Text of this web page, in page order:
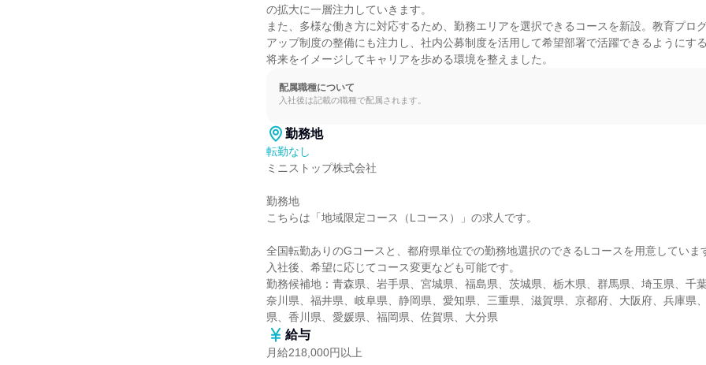
の拡大に一層注力していきます。
また、多様な働き方に対応するため、勤務エリアを選択できるコースを新設。教育プロ
アップ制度の整備にも注力し、社内公募制度を活用して希望部署で活躍できるようにす
将来をイメージしてキャリアを歩める環境を整えました。
配属職種について
入社後は記載の職種で配属されます。
勤務地
転勤なし
ミニストップ株式会社
勤務地
こちらは「地域限定コース（Lコース）」の求人です。
全国転勤ありのGコースと、都府県単位での勤務地選択のできるLコースを用意していま
入社後、希望に応じてコース変更なども可能です。
勤務候補地：青森県、岩手県、宮城県、福島県、茨城県、栃木県、群馬県、埼玉県、千
奈川県、福井県、岐阜県、静岡県、愛知県、三重県、滋賀県、京都府、大阪府、兵庫県
県、香川県、愛媛県、福岡県、佐賀県、大分県
給与
月給218,000円以上